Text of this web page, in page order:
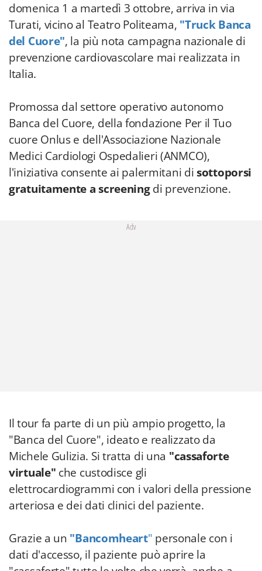
domenica 1 a martedì 3 ottobre, arriva in via
Turati, vicino al Teatro Politeama, "Truck Banca
del Cuore", la più nota campagna nazionale di
prevenzione cardiovascolare mai realizzata in
Italia.
Promossa dal settore operativo autonomo
Banca del Cuore, della fondazione Per il Tuo
cuore Onlus e dell'Associazione Nazionale
Medici Cardiologi Ospedalieri (ANMCO),
l'iniziativa consente ai palermitani disottoporsi
gratuitamente a screeningdi prevenzione.
Adv
Il tour fa parte di un più ampio progetto, la
"Banca del Cuore", ideato e realizzato da
Michele Gulizia. Si tratta di una "cassaforte
virtuale" che custodisce gli
elettrocardiogrammi con i valori della pressione
arteriosa e dei dati clinici del paziente.
Grazie a un "Bancomheart" personale con i
dati d'accesso, il paziente può aprire la